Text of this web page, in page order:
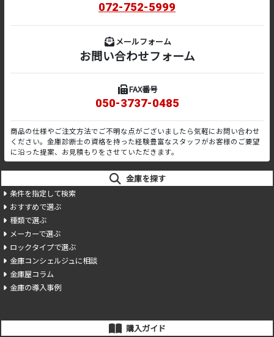
072-752-5999
メールフォーム
お問い合わせフォーム
FAX番号
050-3737-0485
商品の仕様やご注文方法でご不明な点がございましたら気軽にお問い合わせ
ください。金庫診断士の資格を持った経験豊富なスタッフがお客様のご要望
に沿った提案、お見積もりをさせていただきます。
金庫を探す
条件を指定して検索
おすすめで選ぶ
種類で選ぶ
メーカーで選ぶ
ロックタイプで選ぶ
金庫コンシェルジュに相談
金庫屋コラム
金庫の導入事例
購入ガイド